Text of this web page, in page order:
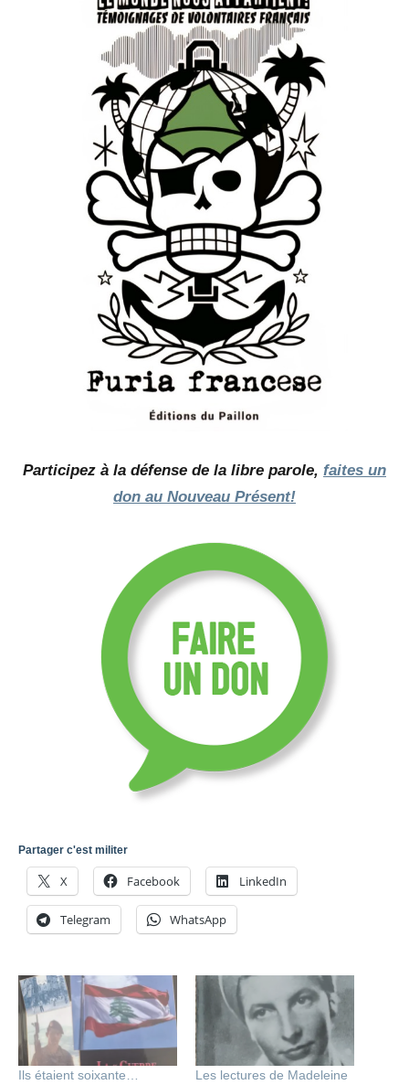
Participez à la défense de la libre parole, faites un
don au Nouveau Présent!
Partager c'est militer
X Facebook LinkedIn
Telegram WhatsApp
Ils étaient soixante…
Les lectures de Madeleine